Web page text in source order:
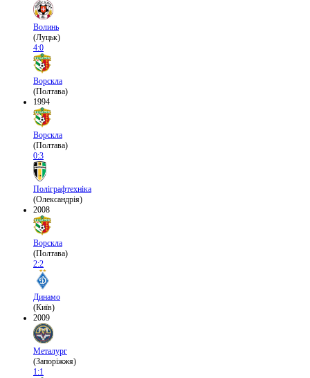
Волинь
(Луцьк)
4:0
Ворскла
(Полтава)
1994
Ворскла
(Полтава)
0:3
Поліграфтехніка
(Олександрія)
2008
Ворскла
(Полтава)
2:2
Динамо
(Київ)
2009
Металург
(Запоріжжя)
1:1